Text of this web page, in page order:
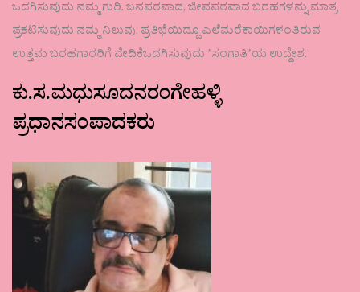
ಒದಗಿಸುವುದು ನಮ್ಮ ಗುರಿ. ಜನಪರವಾದ, ಜೀವಪರವಾದ ಬರಹಗಳನ್ನು ಮಾತ್ರ
ಪ್ರಕಟಿಸುವುದು ನಮ್ಮ ನಿಲುವು. ಪ್ರತಿಭೆಯಿದ್ದೂ ಎಲೆಮರೆಕಾಯಿಗಳಂತಿರುವ
ಉತ್ತಮ ಬರಹಗಾರರಿಗೆ ವೇದಿಕೆಒದಗಿಸುವುದು ʼಸಂಗಾತಿʼಯ ಉದ್ದೇಶ.
ಕು.ಸ.ಮಧುಸೂದನರಂಗೇಹಳ್ಳಿ
ಪ್ರಧಾನಸಂಪಾದಕರು